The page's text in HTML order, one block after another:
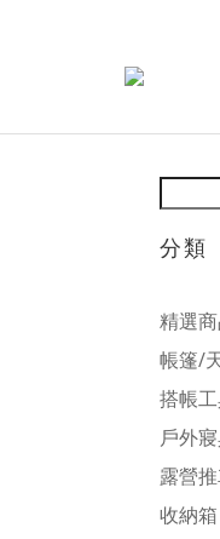
分類
精選
帳篷/
搭帳
戶外
露營
收納箱